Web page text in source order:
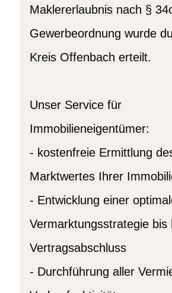
Maklererlaubnis nach §
Gewerbeordnung wurde
Kreis Offenbach erteilt.
Unser Service für
Immobilieneigentümer:
- kostenfreie Ermittlung
Marktwertes Ihrer
- Entwicklung einer
Vermarktungsstrategie bis
Vertragsabschluss
- Durchführung aller